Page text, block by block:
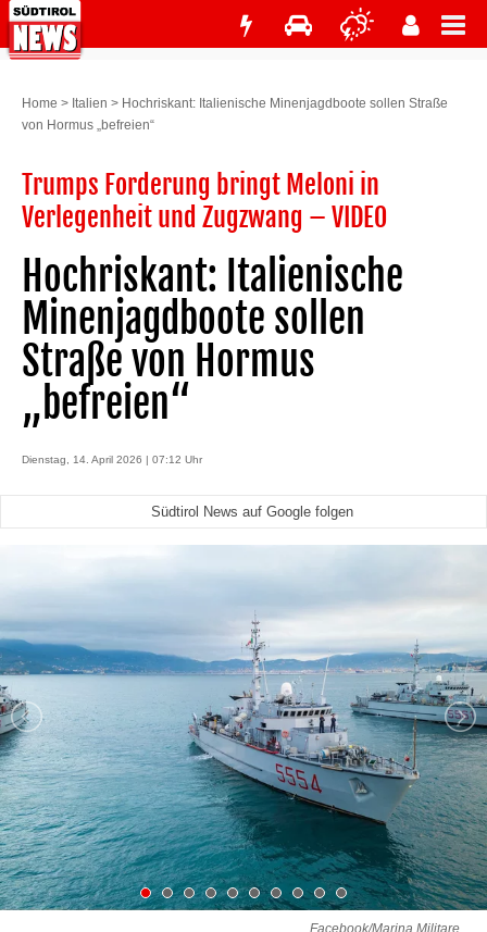
Home > Italien > Hochriskant: Italienische Minenjagdboote sollen Straße
von Hormus „befreien“
Trumps Forderung bringt Meloni in
Verlegenheit und Zugzwang – VIDEO
Hochriskant: Italienische
Minenjagdboote sollen
Straße von Hormus
„befreien“
Dienstag, 14. April 2026 | 07:12 Uhr
Südtirol News auf Google folgen
Facebook/Marina Militare